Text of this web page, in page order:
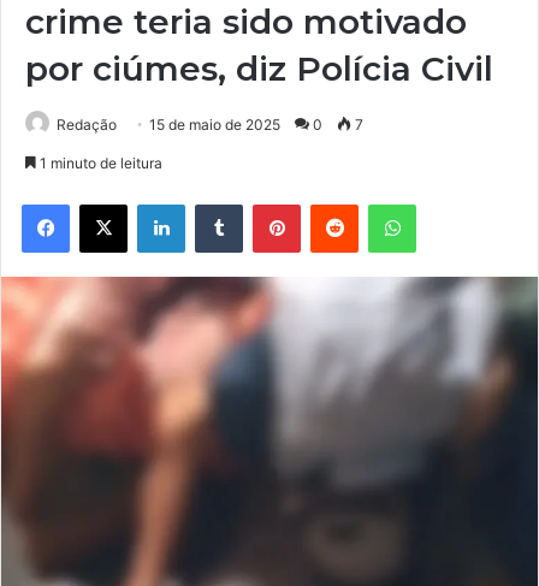
crime teria sido motivado
por ciúmes, diz Polícia Civil
Redação 15 de maio de 2025 0 7
1 minuto de leitura
Facebook
X LinkedinTumblr PinterestReddit WhatsApp